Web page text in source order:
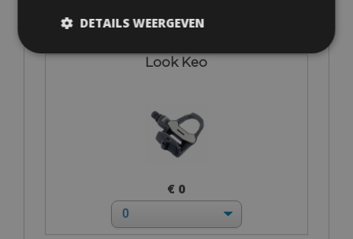
Look Keo
€ 0
DETAILS WEERGEVEN